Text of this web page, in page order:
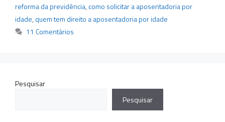
reforma da previdência,como solicitar a aposentadoria por
idade,quem tem direito a aposentadoria por idade
11 Comentários
Pesquisar
Pesquisar